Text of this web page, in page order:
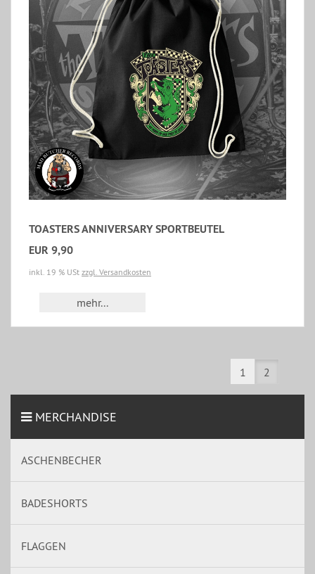
TOASTERS ANNIVERSARY SPORTBEUTEL
EUR 9,90
inkl. 19 % USt zzgl. Versandkosten
mehr...
1 2
MERCHANDISE
ASCHENBECHER
BADESHORTS
FLAGGEN